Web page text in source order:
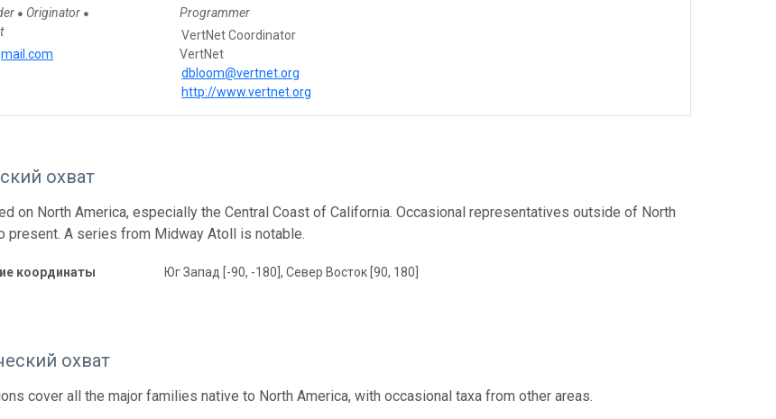
● Originator ●
Programmer
VertNet Coordinator
VertNet
dbloom@vertnet.org
http://www.vertnet.org
охват
on North America, especially the Central Coast of California. Occasional representatives outside of North
present. A series from Midway Atoll is notable.
координаты Юг Запад [-90, -180], Север Восток [90, 180]
охват
cover all the major families native to North America, with occasional taxa from other areas.